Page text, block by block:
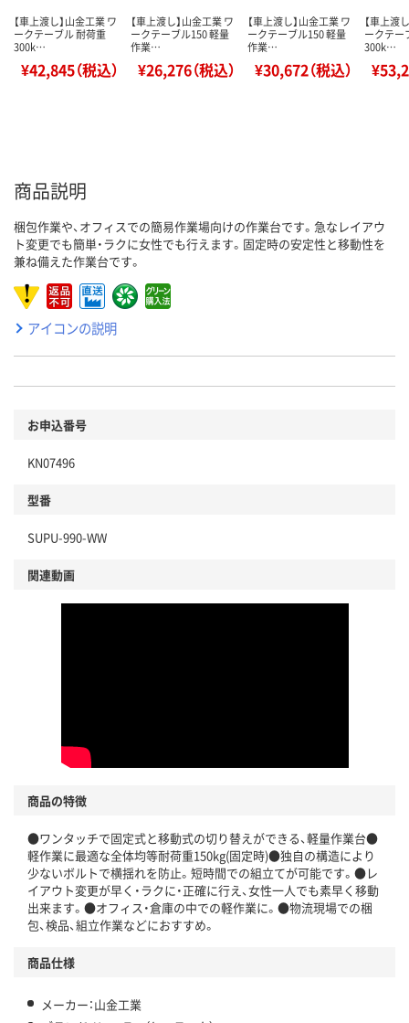
【車上渡し】山金工業 ワ
ークテーブル 耐荷重
300k…
¥42,845（税込）
【車上渡し】山金工業 ワ
ークテーブル150 軽量
作業…
¥26,276（税込）
【車上渡し】山金工業 ワ
ークテーブル150 軽量
作業…
¥30,672（税込）
【車上渡
ークテー
300k…
商品説明
梱包作業や、オフィスでの簡易作業場向けの作業台です。急なレイアウ
ト変更でも簡単・ラクに女性でも行えます。固定時の安定性と移動性を
兼ね備えた作業台です。
アイコンの説明
お申込番号
KN07496
型番
SUPU-990-WW
関連動画
商品の特徴
●ワンタッチで固定式と移動式の切り替えができる、軽量作業台●
軽作業に最適な全体均等耐荷重150kg(固定時)●独自の構造により
少ないボルトで横揺れを防止。短時間での組立てが可能です。●レ
イアウト変更が早く・ラクに・正確に行え、女性一人でも素早く移動
出来ます。●オフィス・倉庫の中での軽作業に。●物流現場での梱
包、検品、組立作業などにおすすめ。
商品仕様
メーカー：山金工業